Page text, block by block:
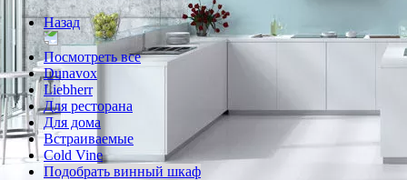
Назад
Посмотреть все
Dunavox
Liebherr
Для ресторана
Для дома
Встраиваемые
Cold Vine
Подобрать винный шкаф